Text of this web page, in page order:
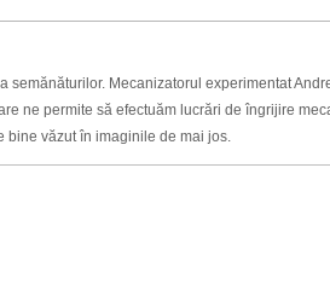
semănăturilor. Mecanizatorul experimentat
ne permite să efectuăm lucrări de îngrijire
bine văzut în imaginile de mai jos.